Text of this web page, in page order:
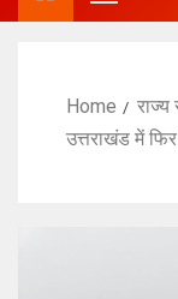
Home राज्य
उत्तराखंड में फिर